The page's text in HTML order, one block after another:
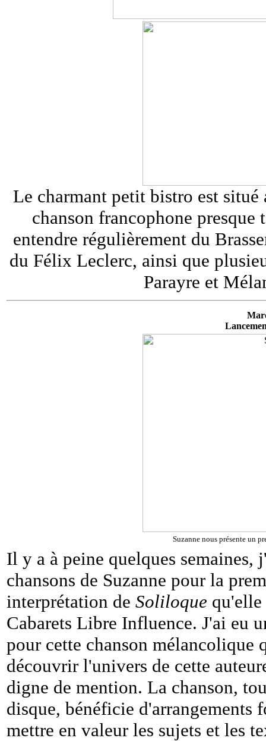
Le charmant petit bistro est situé
chanson francophone
entendre régulièrement du
du Félix Leclerc, ainsi que
Parayre et
Suzanne nous présente un
Il y a à peine quelques semaines,
chansons de Suzanne pour la
interprétation de Soliloque qu'elle
Cabarets Libre Influence. J'ai eu
pour cette chanson mélancolique
découvrir l'univers de cette
digne de mention. La chanson,
disque, bénéficie d'arrangements
mettre en valeur les sujets et les